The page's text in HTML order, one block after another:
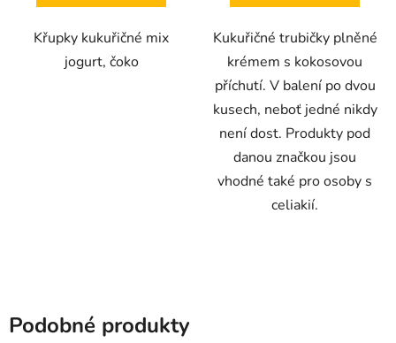
Křupky kukuřičné mix
jogurt, čoko
Kukuřičné trubičky plněné
krémem s kokosovou
příchutí. V balení po dvou
kusech, neboť jedné nikdy
není dost. Produkty pod
danou značkou jsou
vhodné také pro osoby s
celiakií.
Podobné produkty